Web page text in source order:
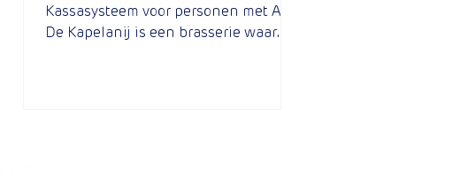
Kassasysteem voor personen met ASS
De Kapelanij is een brasserie waar